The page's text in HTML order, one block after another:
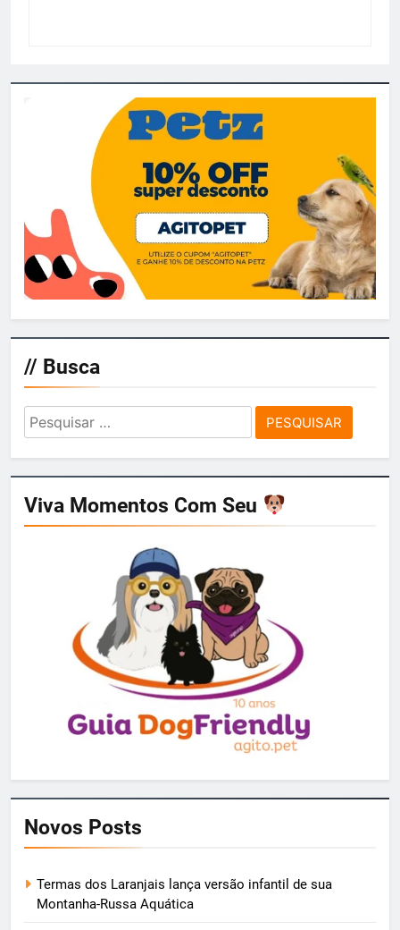
// Busca
Pesquisar
por:
Viva Momentos Com Seu
Novos Posts
Termas dos Laranjais lança versão infantil de sua
Montanha-Russa Aquática